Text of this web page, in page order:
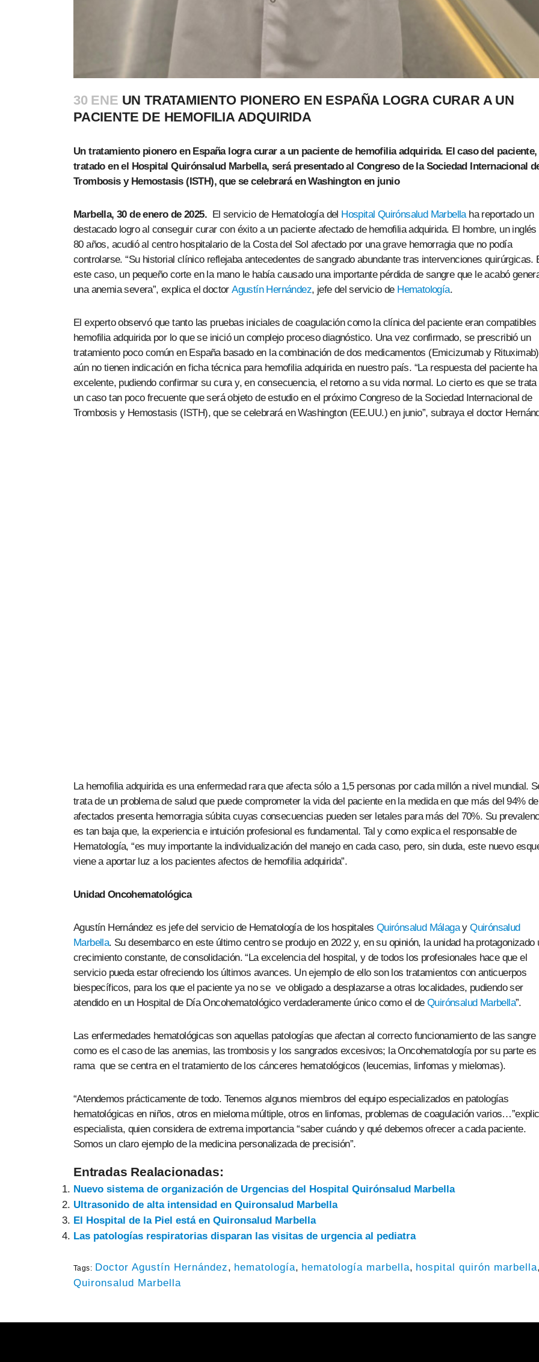
30 ENE UN TRATAMIENTO PIONERO EN ESPAÑA LOGRA CURAR A UN
PACIENTE DE HEMOFILIA ADQUIRIDA
Un tratamiento pionero en España logra curar a un paciente de hemofilia adquirida. El caso del paciente,
tratado en el Hospital Quirónsalud Marbella, será presentado al Congreso de la Sociedad Internacional
Trombosis y Hemostasis (ISTH), que se celebrará en Washington en junio
Marbella, 30 de enero de 2025. El servicio de Hematología del Hospital Quirónsalud Marbellaha reportado un
destacado logro al conseguir curar con éxito a un paciente afectado de hemofilia adquirida. El hombre, un inglés
80 años, acudió al centro hospitalario de la Costa del Sol afectado por una grave hemorragia que no podía
controlarse. “Su historial clínico reflejaba antecedentes de sangrado abundante tras intervenciones quirúrgicas.
este caso, un pequeño corte en la mano le había causado una importante pérdida de sangre que le acabó
una anemia severa”, explica el doctorAgustín Hernández, jefe del servicio de Hematología.
El experto observó que tanto las pruebas iniciales de coagulación como la clínica del paciente eran compatibles
hemofilia adquirida por lo que se inició un complejo proceso diagnóstico. Una vez confirmado, se prescribió un
tratamiento poco común en España basado en la combinación de dos medicamentos (Emicizumab y
aún no tienen indicación en ficha técnica para hemofilia adquirida en nuestro país. “La respuesta del paciente
excelente, pudiendo confirmar su cura y, en consecuencia, el retorno a su vida normal. Lo cierto es que se trata
un caso tan poco frecuente que será objeto de estudio en el próximo Congreso de la Sociedad Internacional de
Trombosis y Hemostasis (ISTH), que se celebrará en Washington (EE.UU.) en junio”, subraya el doctor
La hemofilia adquirida es una enfermedad rara que afecta sólo a 1,5 personas por cada millón a nivel mundial.
trata de un problema de salud que puede comprometer la vida del paciente en la medida en que más del 94%
afectados presenta hemorragia súbita cuyas consecuencias pueden ser letales para más del 70%. Su
es tan baja que, la experiencia e intuición profesional es fundamental. Tal y como explica el responsable de
Hematología, “es muy importante la individualización del manejo en cada caso, pero, sin duda, este nuevo
viene a aportar luz a los pacientes afectos de hemofilia adquirida”.
Unidad Oncohematológica
Agustín Hernández es jefe del servicio de Hematología de los hospitales Quirónsalud MálagayQuirónsalud
Marbella. Su desembarco en este último centro se produjo en 2022 y, en su opinión, la unidad ha protagonizado
crecimiento constante, de consolidación. “La excelencia del hospital, y de todos los profesionales hace que el
servicio pueda estar ofreciendo los últimos avances. Un ejemplo de ello son los tratamientos con anticuerpos
biespecíficos, para los que el paciente ya no se ve obligado a desplazarse a otras localidades, pudiendo ser
atendido en un Hospital de Día Oncohematológico verdaderamente único como el de Quirónsalud Marbella”.
Las enfermedades hematológicas son aquellas patologías que afectan al correcto funcionamiento de las sangre
como es el caso de las anemias, las trombosis y los sangrados excesivos; la Oncohematología por su parte es
rama que se centra en el tratamiento de los cánceres hematológicos (leucemias, linfomas y mielomas).
“Atendemos prácticamente de todo. Tenemos algunos miembros del equipo especializados en patologías
hematológicas en niños, otros en mieloma múltiple, otros en linfomas, problemas de coagulación
especialista, quien considera de extrema importancia “saber cuándo y qué debemos ofrecer a cada paciente.
Somos un claro ejemplo de la medicina personalizada de precisión”.
Entradas Realacionadas:
Nuevo sistema de organización de Urgencias del Hospital Quirónsalud Marbella
Ultrasonido de alta intensidad en Quironsalud Marbella
El Hospital de la Piel está en Quironsalud Marbella
Las patologías respiratorias disparan las visitas de urgencia al pediatra
Tags: Doctor Agustín Hernández, hematología, hematología marbella, hospital quirón marbella,
Quironsalud Marbella